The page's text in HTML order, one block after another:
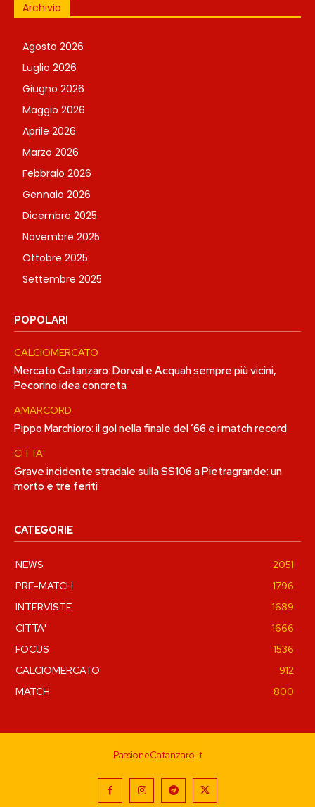
Archivio
Agosto 2026
Luglio 2026
Giugno 2026
Maggio 2026
Aprile 2026
Marzo 2026
Febbraio 2026
Gennaio 2026
Dicembre 2025
Novembre 2025
Ottobre 2025
Settembre 2025
POPOLARI
CALCIOMERCATO
Mercato Catanzaro: Dorval e Acquah sempre più vicini,
Pecorino idea concreta
AMARCORD
Pippo Marchioro: il gol nella finale del ’66 e i match record
CITTA'
Grave incidente stradale sulla SS106 a Pietragrande: un
morto e tre feriti
CATEGORIE
NEWS
2051
PRE-MATCH
1796
INTERVISTE
1689
CITTA'
1666
FOCUS
1536
CALCIOMERCATO
912
MATCH
800
PassioneCatanzaro.it